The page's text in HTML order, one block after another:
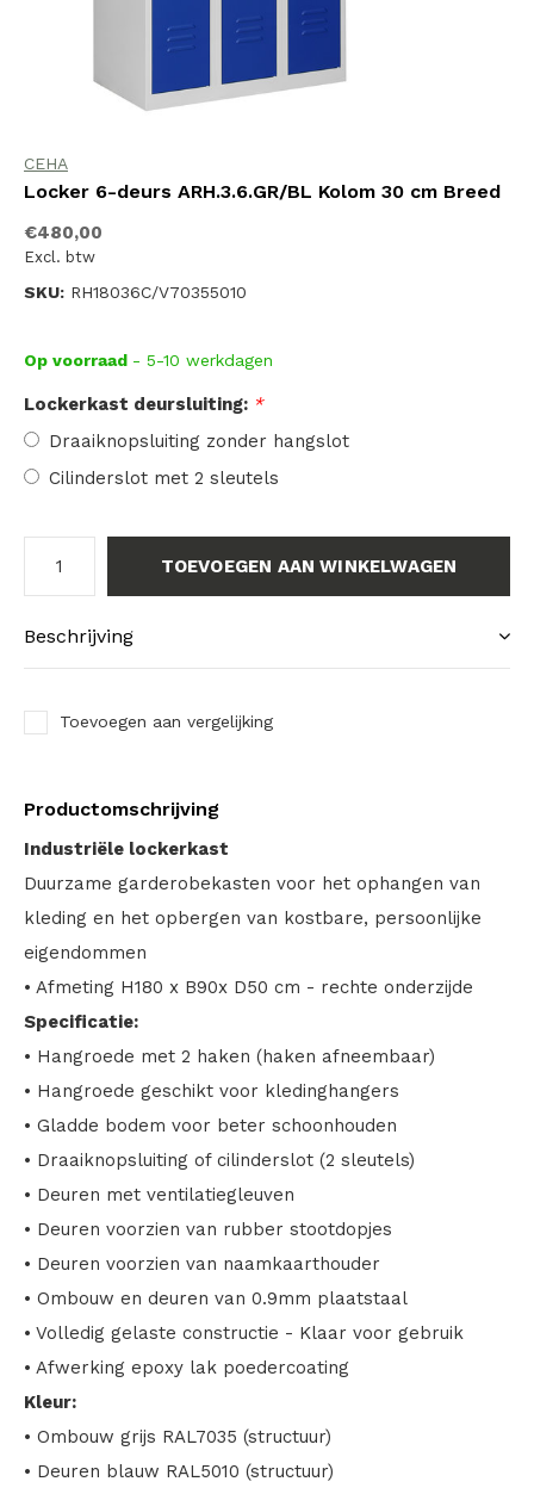
CEHA
Locker 6-deurs ARH.3.6.GR/BL Kolom 30 cm Breed
€480,00
Excl. btw
SKU: RH18036C/V70355010
Op voorraad - 5-10 werkdagen
Lockerkast deursluiting: *
Draaiknopsluiting zonder hangslot
Cilinderslot met 2 sleutels
TOEVOEGEN AAN WINKELWAGEN
Beschrijving
Toevoegen aan vergelijking
Productomschrijving
Industriële lockerkast
Duurzame garderobekasten voor het ophangen van
kleding en het opbergen van kostbare, persoonlijke
eigendommen
• Afmeting H180 x B90x D50 cm - rechte onderzijde
Specificatie:
• Hangroede met 2 haken (haken afneembaar)
• Hangroede geschikt voor kledinghangers
• Gladde bodem voor beter schoonhouden
• Draaiknopsluiting of cilinderslot (2 sleutels)
• Deuren met ventilatiegleuven
• Deuren voorzien van rubber stootdopjes
• Deuren voorzien van naamkaarthouder
• Ombouw en deuren van 0.9mm plaatstaal
• Volledig gelaste constructie - Klaar voor gebruik
• Afwerking epoxy lak poedercoating
Kleur:
• Ombouw grijs RAL7035 (structuur)
• Deuren blauw RAL5010 (structuur)